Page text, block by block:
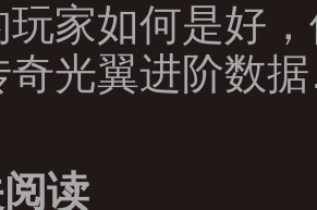
玩家如何是好
奇光翼进阶数
读